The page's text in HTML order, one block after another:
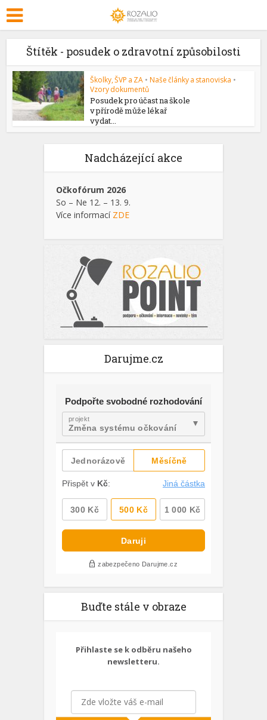
Štítěk - posudek o zdravotní způsobilosti
Školky, ŠVP a ZA • Naše články a stanoviska •
Vzory dokumentů
Posudek pro účast na škole
v přírodě může lékař
vydat...
Nadcházející akce
Očkofórum 2026
So – Ne 12. – 13. 9.
Více informací ZDE
Darujme.cz
Buďte stále v obraze
Přihlaste se k odběru našeho
newsletteru.